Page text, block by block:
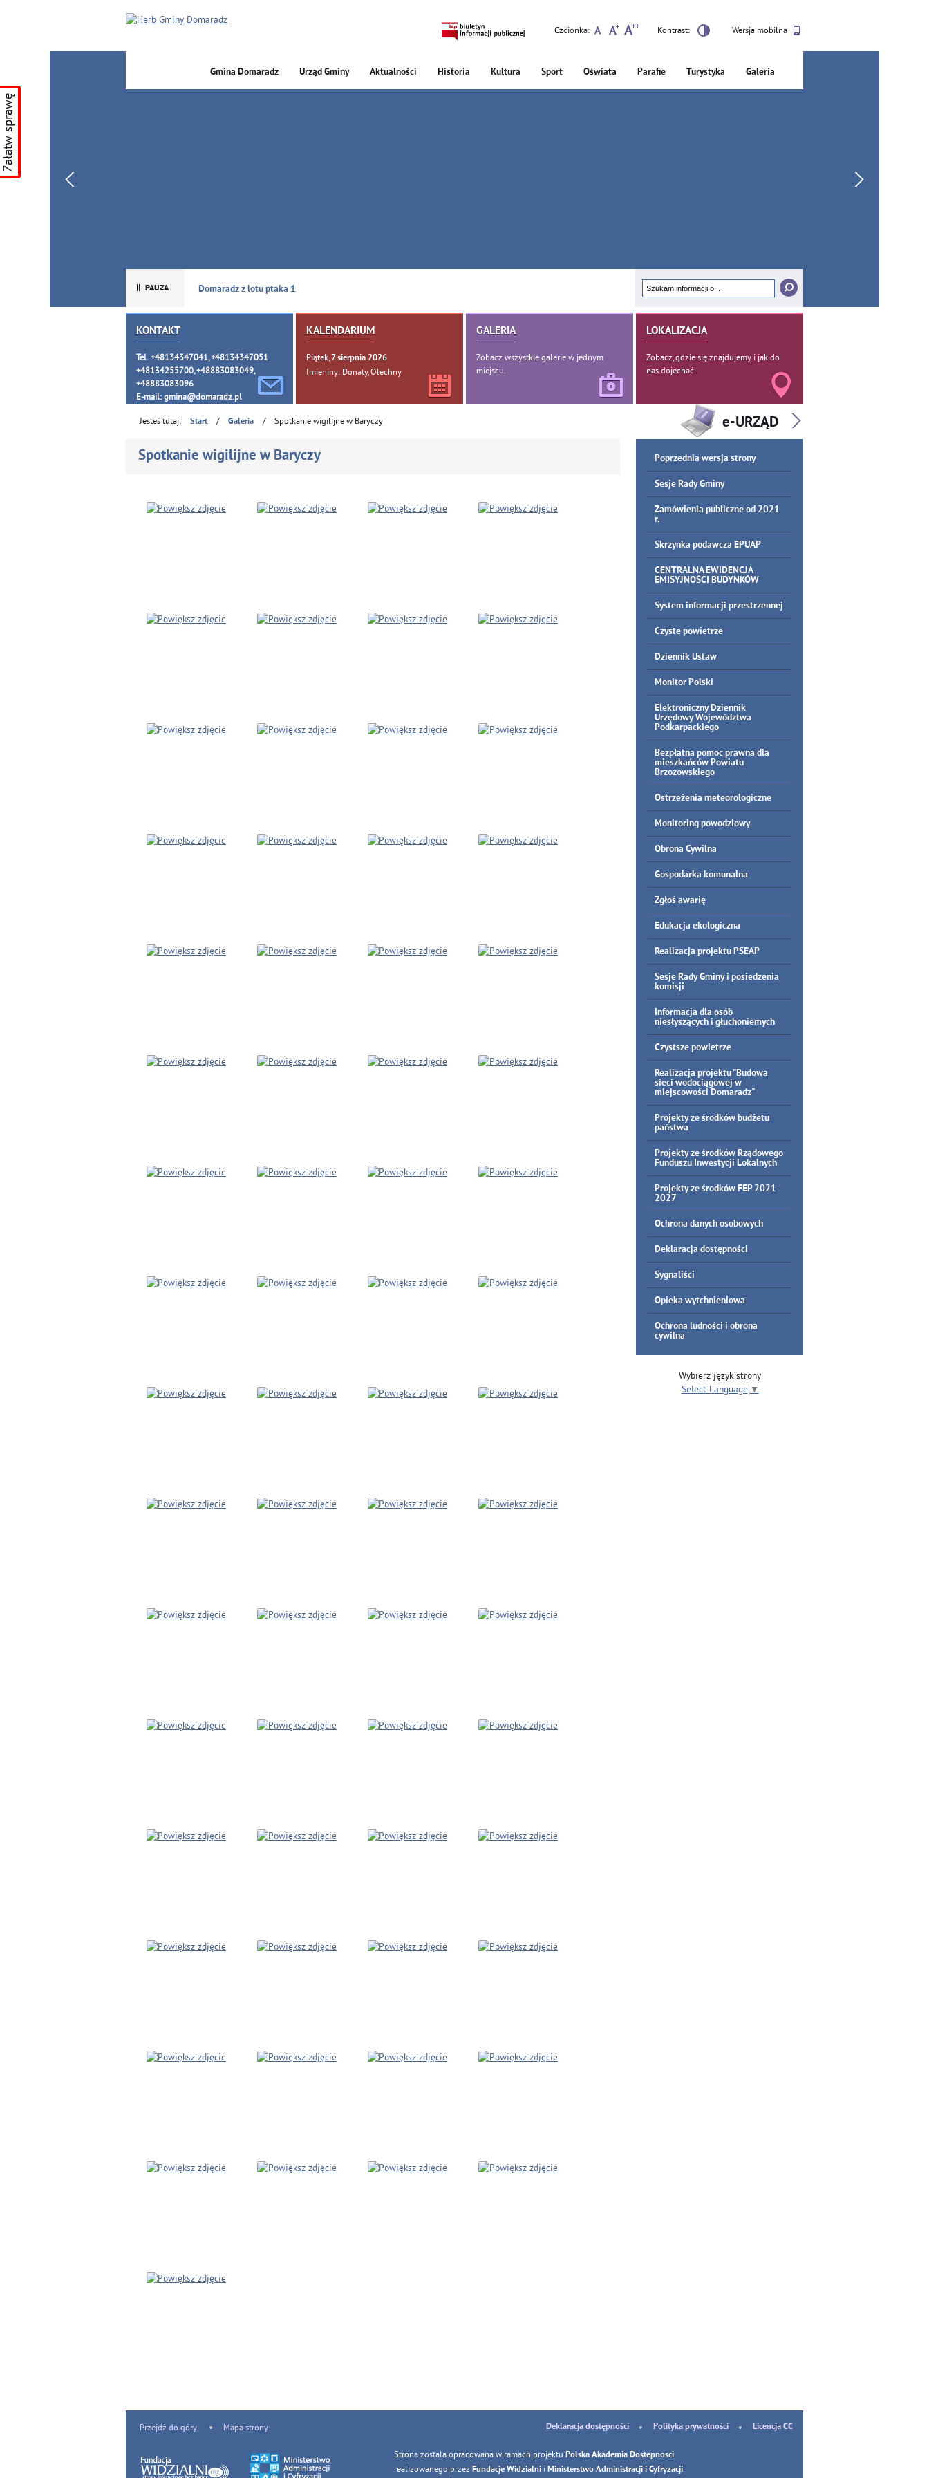
Wersja mobilna
Czcionka: Kontrast:
Gmina Domaradz Urząd Gminy Aktualności Historia Kultura Sport Oświata Parafie Turystyka Galeria
Domaradz z lotu ptaka 1
KONTAKT
Tel. +48134347041, +48134347051
+48134255700, +48883083049,
+48883083096
E-mail: gmina@domaradz.pl
KALENDARIUM
Piątek, 7sierpnia 2026
Imieniny: Donaty, Olechny
GALERIA
Zobacz wszystkie galerie w jednym
miejscu.
LOKALIZACJA
Zobacz, gdzie się znajdujemy i jak do
nas dojechać.
Załatw sprawę
Jesteś tutaj: Start / Galeria / Spotkanie wigilijne w Baryczy
Spotkanie wigilijne w Baryczy Poprzednia wersja strony
Sesje Rady Gminy
Zamówienia publiczne od 2021
r.
Skrzynka podawcza EPUAP
CENTRALNA EWIDENCJA
EMISYJNOŚCI BUDYNKÓW
System informacji przestrzennej
Czyste powietrze
Dziennik Ustaw
Monitor Polski
Elektroniczny Dziennik
Urzędowy Województwa
Podkarpackiego
Bezpłatna pomoc prawna dla
mieszkańców Powiatu
Brzozowskiego
Ostrzeżenia meteorologiczne
Monitoring powodziowy
Obrona Cywilna
Gospodarka komunalna
Zgłoś awarię
Edukacja ekologiczna
Realizacja projektu PSEAP
Sesje Rady Gminy i posiedzenia
komisji
Informacja dla osób
niesłyszących i głuchoniemych
Czystsze powietrze
Realizacja projektu "Budowa
sieci wodociągowej w
miejscowości Domaradz"
Projekty ze środków budżetu
państwa
Projekty ze środków Rządowego
Funduszu Inwestycji Lokalnych
Projekty ze środków FEP 2021-
2027
Ochrona danych osobowych
Deklaracja dostępności
Sygnaliści
Opieka wytchnieniowa
Ochrona ludności i obrona
cywilna
Wybierz język strony
Select Language ▼
Przejdź do góry Mapa strony Deklaracja dostępności Polityka prywatności Licencja CC
Strona zostala opracowana w ramach projektu Polska Akademia Dostepnosci
realizowanego przez Fundacje Widzialni i Ministerstwo Administracji i Cyfryzacji